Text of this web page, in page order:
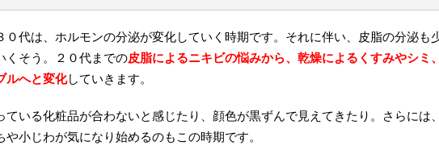
０代は、ホルモンの分泌が変化していく時期です。それに伴い、皮脂の分泌も
くそう。２０代までの皮脂によるニキビの悩みから、乾燥によるくすみやシミ
ルへと変化していきます。
ている化粧品が合わないと感じたり、顔色が黒ずんで見えてきたり。さらには
や小じわが気になり始めるのもこの時期です。